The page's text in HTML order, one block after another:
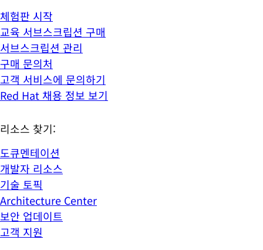
체험판 시작
교육 서브스크립션 구매
서브스크립션 관리
구매 문의처
고객 서비스에 문의하기
Red Hat 채용 정보 보기
리소스 찾기:
도큐멘테이션
개발자 리소스
기술 토픽
Architecture Center
보안 업데이트
고객 지원